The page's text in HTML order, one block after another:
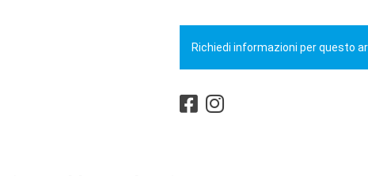
Richiedi informazioni per questo